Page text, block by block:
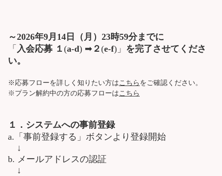
～2026年9月14日（月）23時59分までに
「 入会応募 １ (a-d) ➡ ２(e-f)」 を完了させてくださ
い。
※応募フローを詳しく知りたい方はこちらをご確認ください。
※プラン解約中の方の応募フローはこちら
１．システムへの事前登録
a.「事前登録する」ボタンより登録開始
↓
b. メールアドレスの認証
↓